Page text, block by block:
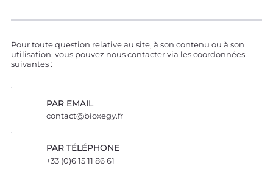
Pour toute question relative au site, à son contenu ou à son
utilisation, vous pouvez nous contacter via les coordonnées
suivantes :
PAR EMAIL
contact@bioxegy.fr
PAR TÉLÉPHONE
+33 (0)6 15 11 86 61